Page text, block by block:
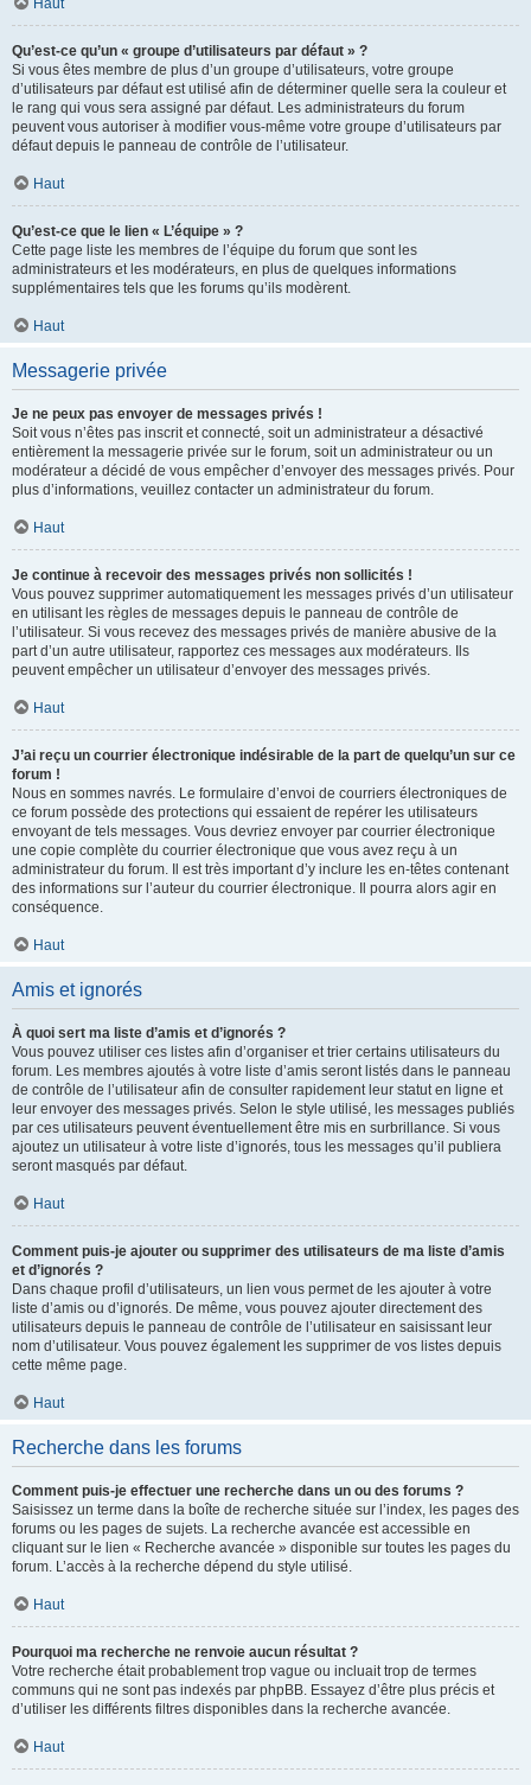
Haut
Qu’est-ce qu’un « groupe d’utilisateurs par défaut » ?
Si vous êtes membre de plus d’un groupe d’utilisateurs, votre groupe
d’utilisateurs par défaut est utilisé afin de déterminer quelle sera la couleur et
le rang qui vous sera assigné par défaut. Les administrateurs du forum
peuvent vous autoriser à modifier vous-même votre groupe d’utilisateurs par
défaut depuis le panneau de contrôle de l’utilisateur.
Haut
Qu’est-ce que le lien « L’équipe » ?
Cette page liste les membres de l’équipe du forum que sont les
administrateurs et les modérateurs, en plus de quelques informations
supplémentaires tels que les forums qu’ils modèrent.
Haut
Messagerie privée
Je ne peux pas envoyer de messages privés !
Soit vous n’êtes pas inscrit et connecté, soit un administrateur a désactivé
entièrement la messagerie privée sur le forum, soit un administrateur ou un
modérateur a décidé de vous empêcher d’envoyer des messages privés. Pour
plus d’informations, veuillez contacter un administrateur du forum.
Haut
Je continue à recevoir des messages privés non sollicités !
Vous pouvez supprimer automatiquement les messages privés d’un utilisateur
en utilisant les règles de messages depuis le panneau de contrôle de
l’utilisateur. Si vous recevez des messages privés de manière abusive de la
part d’un autre utilisateur, rapportez ces messages aux modérateurs. Ils
peuvent empêcher un utilisateur d’envoyer des messages privés.
Haut
J’ai reçu un courrier électronique indésirable de la part de quelqu’un sur ce
forum !
Nous en sommes navrés. Le formulaire d’envoi de courriers électroniques de
ce forum possède des protections qui essaient de repérer les utilisateurs
envoyant de tels messages. Vous devriez envoyer par courrier électronique
une copie complète du courrier électronique que vous avez reçu à un
administrateur du forum. Il est très important d’y inclure les en-têtes contenant
des informations sur l’auteur du courrier électronique. Il pourra alors agir en
conséquence.
Haut
Amis et ignorés
À quoi sert ma liste d’amis et d’ignorés ?
Vous pouvez utiliser ces listes afin d’organiser et trier certains utilisateurs du
forum. Les membres ajoutés à votre liste d’amis seront listés dans le panneau
de contrôle de l’utilisateur afin de consulter rapidement leur statut en ligne et
leur envoyer des messages privés. Selon le style utilisé, les messages publiés
par ces utilisateurs peuvent éventuellement être mis en surbrillance. Si vous
ajoutez un utilisateur à votre liste d’ignorés, tous les messages qu’il publiera
seront masqués par défaut.
Haut
Comment puis-je ajouter ou supprimer des utilisateurs de ma liste d’amis
et d’ignorés ?
Dans chaque profil d’utilisateurs, un lien vous permet de les ajouter à votre
liste d’amis ou d’ignorés. De même, vous pouvez ajouter directement des
utilisateurs depuis le panneau de contrôle de l’utilisateur en saisissant leur
nom d’utilisateur. Vous pouvez également les supprimer de vos listes depuis
cette même page.
Haut
Recherche dans les forums
Comment puis-je effectuer une recherche dans un ou des forums ?
Saisissez un terme dans la boîte de recherche située sur l’index, les pages des
forums ou les pages de sujets. La recherche avancée est accessible en
cliquant sur le lien « Recherche avancée » disponible sur toutes les pages du
forum. L’accès à la recherche dépend du style utilisé.
Haut
Pourquoi ma recherche ne renvoie aucun résultat ?
Votre recherche était probablement trop vague ou incluait trop de termes
communs qui ne sont pas indexés par phpBB. Essayez d’être plus précis et
d’utiliser les différents filtres disponibles dans la recherche avancée.
Haut